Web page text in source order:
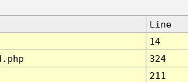
Line
14
324
211